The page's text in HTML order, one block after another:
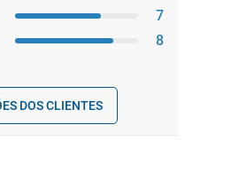
7
8
DOS CLIENTES